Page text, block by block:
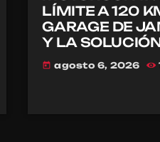
LÍMITE A 120
GARAGE DE
Y LA
CASCO?
today agosto 6, 2026